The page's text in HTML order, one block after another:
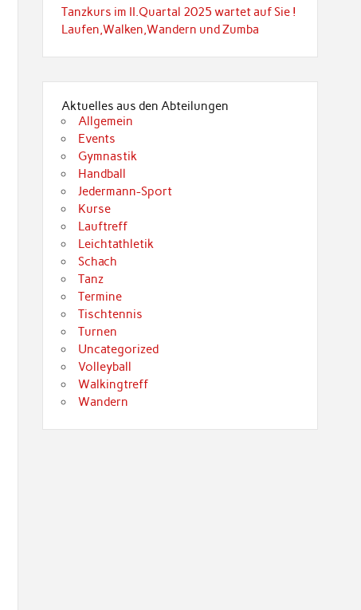
Tanzkurs im II.Quartal 2025 wartet auf Sie !
Laufen,Walken,Wandern und Zumba
Aktuelles aus den Abteilungen
Allgemein
Events
Gymnastik
Handball
Jedermann-Sport
Kurse
Lauftreff
Leichtathletik
Schach
Tanz
Termine
Tischtennis
Turnen
Uncategorized
Volleyball
Walkingtreff
Wandern